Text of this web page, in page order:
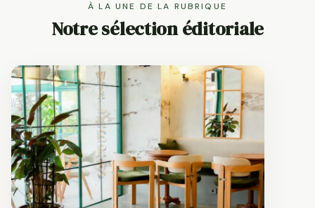
À LA UNE DE LA RUBRIQUE
Notre sélection éditoriale